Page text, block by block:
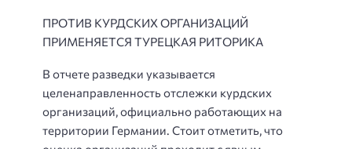
ПРОТИВ КУРДСКИХ ОРГАНИЗАЦИЙ
ПРИМЕНЯЕТСЯ ТУРЕЦКАЯ РИТОРИКА
В отчете разведки указывается
целенаправленность отслежки курдских
организаций, официально работающих на
территории Германии. Стоит отметить, что